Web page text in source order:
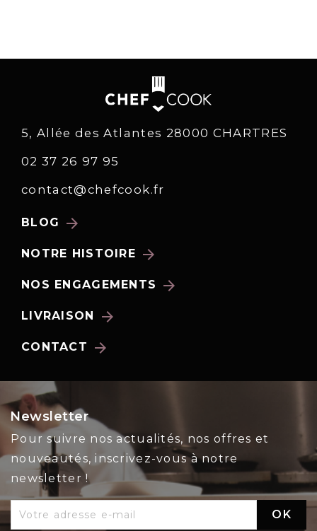
5, Allée des Atlantes 28000 CHARTRES
02 37 26 97 95
contact@chefcook.fr
BLOG arrow_forward
NOTRE HISTOIRE arrow_forward
NOS ENGAGEMENTS arrow_forward
LIVRAISON arrow_forward
CONTACT arrow_forward
Newsletter
Pour suivre nos actualités, nos offres et
nouveautés, inscrivez-vous à notre
newsletter !